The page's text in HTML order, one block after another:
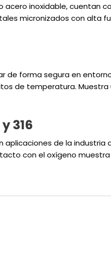
inoxidable, cuentan
micronizados con alta
de forma segura en
de temperatura.
316
de la
con el oxígeno